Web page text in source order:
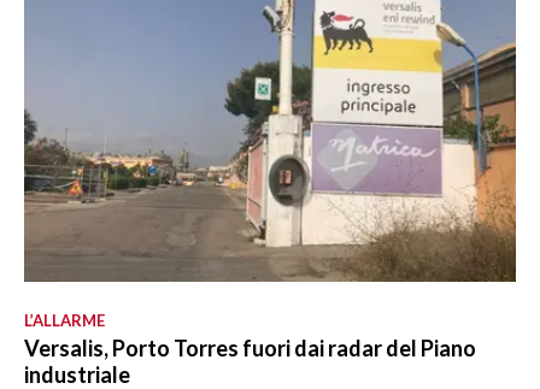
L’ALLARME
Versalis, Porto Torres fuori dai radar del Piano
industriale